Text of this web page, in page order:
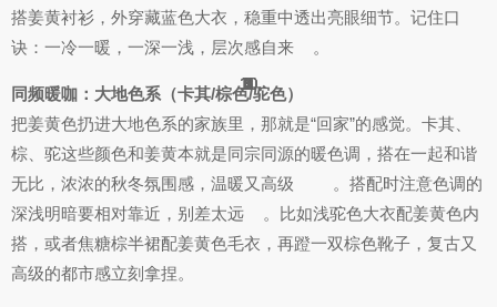
2
4
7
1
1
10
5
10
5
9
10
9
3
3
搭姜黄衬衫，外穿藏蓝色大衣，稳重中透出亮眼细节。记住口
诀：一冷一暖，一深一浅，层次感自来
1
。
同频暖咖：大地色系（卡其/棕色/驼色）
把姜黄色扔进大地色系的家族里，那就是“回家”的感觉。卡其、
棕、驼这些颜色和姜黄本就是同宗同源的暖色调，搭在一起和谐
无比，浓浓的秋冬氛围感，温暖又高级
1
9
。搭配时注意色调的
深浅明暗要相对靠近，别差太远
1
。比如浅驼色大衣配姜黄色内
搭，或者焦糖棕半裙配姜黄色毛衣，再蹬一双棕色靴子，复古又
高级的都市感立刻拿捏。
2
5
10
1
1
6
2
2
3
1